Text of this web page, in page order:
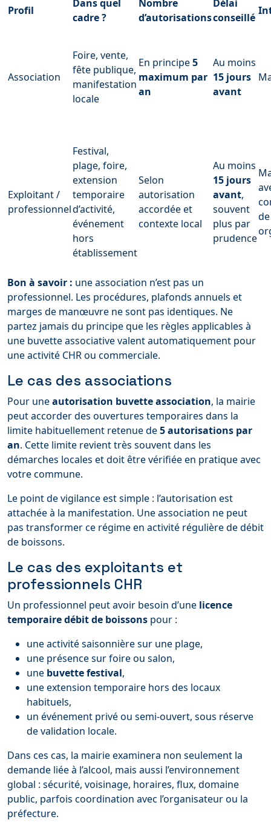
Profil
Dans quel
cadre ?
Nombre
d’autorisations
Délai
conseillé
Association
Foire, vente,
fête publique,
manifestation
locale
En principe5
maximum par
an
Au moins
15 jours
avant
Exploitant /
professionnel
Festival,
plage, foire,
extension
temporaire
d’activité,
événement
hors
établissement
Selon
autorisation
accordée et
contexte local
Au moins
15 jours
avant,
souvent
plus par
prudence
Bon à savoir : une association n’est pas un
professionnel. Les procédures, plafonds annuels et
marges de manœuvre ne sont pas identiques. Ne
partez jamais du principe que les règles applicables à
une buvette associative valent automatiquement pour
une activité CHR ou commerciale.
Le cas des associations
Pour uneautorisation buvette association, la mairie
peut accorder des ouvertures temporaires dans la
limite habituellement retenue de5 autorisations par
an. Cette limite revient très souvent dans les
démarches locales et doit être vérifiée en pratique avec
votre commune.
Le point de vigilance est simple : l’autorisation est
attachée à la manifestation. Une association ne peut
pas transformer ce régime en activité régulière de débit
de boissons.
Le cas des exploitants et
professionnels CHR
Un professionnel peut avoir besoin d’une licence
temporaire débit de boissons pour :
une activité saisonnière sur une plage,
une présence sur foire ou salon,
une buvette festival,
une extension temporaire hors des locaux
habituels,
un événement privé ou semi-ouvert, sous réserve
de validation locale.
Dans ces cas, la mairie examinera non seulement la
demande liée à l’alcool, mais aussi l’environnement
global : sécurité, voisinage, horaires, flux, domaine
public, parfois coordination avec l’organisateur ou la
préfecture.